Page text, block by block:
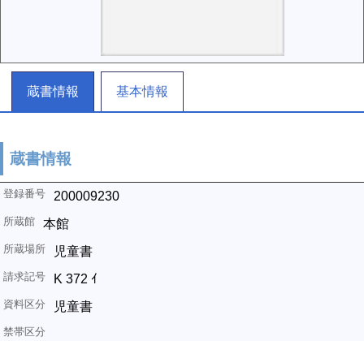
蔵書情報 基本情報
蔵書情報
200009230
本館
児童書
K 372 ｲ
児童書